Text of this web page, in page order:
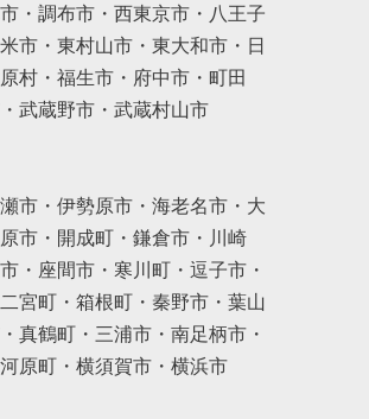
・調布市・西東京市・八王子
市・東村山市・東大和市・日
村・福生市・府中市・町田
武蔵野市・武蔵村山市
市・伊勢原市・海老名市・大
市・開成町・鎌倉市・川崎
・座間市・寒川町・逗子市・
宮町・箱根町・秦野市・葉山
真鶴町・三浦市・南足柄市・
原町・横須賀市・横浜市